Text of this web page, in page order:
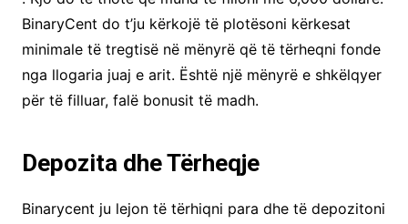
BinaryCent do t’ju kërkojë të plotësoni kërkesat
minimale të tregtisë në mënyrë që të tërheqni fonde
nga llogaria juaj e arit. Është një mënyrë e shkëlqyer
për të filluar, falë bonusit të madh.
Depozita dhe Tërheqje
Binarycent ju lejon të tërhiqni para dhe të depozitoni